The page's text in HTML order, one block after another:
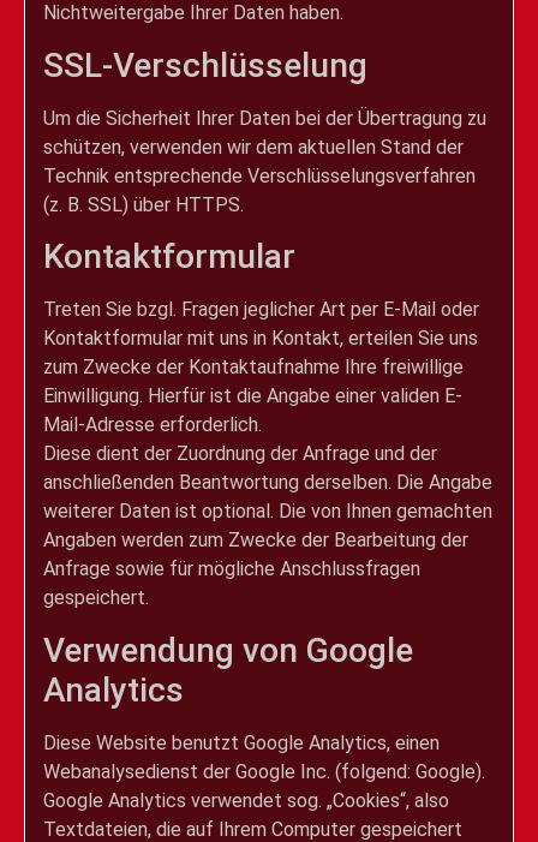
Nichtweitergabe Ihrer Daten haben.
SSL-Verschlüsselung
Um die Sicherheit Ihrer Daten bei der Übertragung zu
schützen, verwenden wir dem aktuellen Stand der
Technik entsprechende Verschlüsselungsverfahren
(z. B. SSL) über HTTPS.
Kontaktformular
Treten Sie bzgl. Fragen jeglicher Art per E-Mail oder
Kontaktformular mit uns in Kontakt, erteilen Sie uns
zum Zwecke der Kontaktaufnahme Ihre freiwillige
Einwilligung. Hierfür ist die Angabe einer validen E-
Mail-Adresse erforderlich.
Diese dient der Zuordnung der Anfrage und der
anschließenden Beantwortung derselben. Die Angabe
weiterer Daten ist optional. Die von Ihnen gemachten
Angaben werden zum Zwecke der Bearbeitung der
Anfrage sowie für mögliche Anschlussfragen
gespeichert.
Verwendung von Google
Analytics
Diese Website benutzt Google Analytics, einen
Webanalysedienst der Google Inc. (folgend: Google).
Google Analytics verwendet sog. „Cookies“, also
Textdateien, die auf Ihrem Computer gespeichert